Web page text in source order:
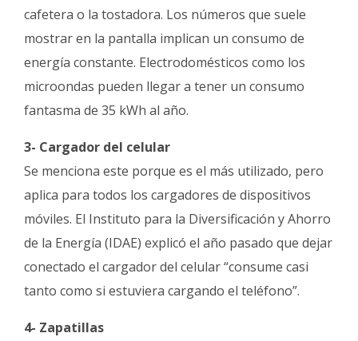
cafetera o la tostadora. Los números que suele
mostrar en la pantalla implican un consumo de
energía constante. Electrodomésticos como los
microondas pueden llegar a tener un consumo
fantasma de 35 kWh al año.
3- Cargador del celular
Se menciona este porque es el más utilizado, pero
aplica para todos los cargadores de dispositivos
móviles. El Instituto para la Diversificación y Ahorro
de la Energía (IDAE) explicó el año pasado que dejar
conectado el cargador del celular “consume casi
tanto como si estuviera cargando el teléfono”.
4- Zapatillas